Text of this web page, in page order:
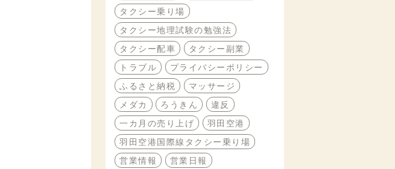
タクシー乗り場
タクシー地理試験の勉強法
タクシー配車
タクシー副業
トラブル
プライバシーポリシー
ふるさと納税
マッサージ
メダカ
ろうきん
違反
一カ月の売り上げ
羽田空港
羽田空港国際線タクシー乗り場
営業情報
営業日報